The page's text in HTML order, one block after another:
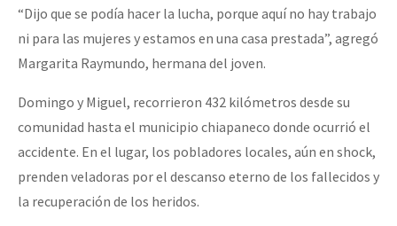
“Dijo que se podía hacer la lucha, porque aquí no hay trabajo
ni para las mujeres y estamos en una casa prestada”, agregó
Margarita Raymundo, hermana del joven.
Domingo y Miguel, recorrieron 432 kilómetros desde su
comunidad hasta el municipio chiapaneco donde ocurrió el
accidente. En el lugar, los pobladores locales, aún en shock,
prenden veladoras por el descanso eterno de los fallecidos y
la recuperación de los heridos.